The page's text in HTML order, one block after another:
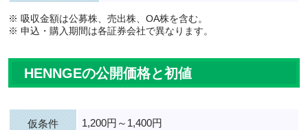
※ 吸収金額は公募株、売出株、OA株を含む。
※ 申込・購入期間は各証券会社で異なります。
HENNGEの公開価格と初値
仮条件 1,200円～1,400円